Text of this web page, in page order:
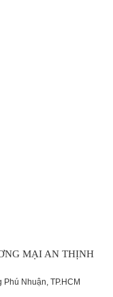
MẠI AN THỊNH
Nhuận, TP.HCM